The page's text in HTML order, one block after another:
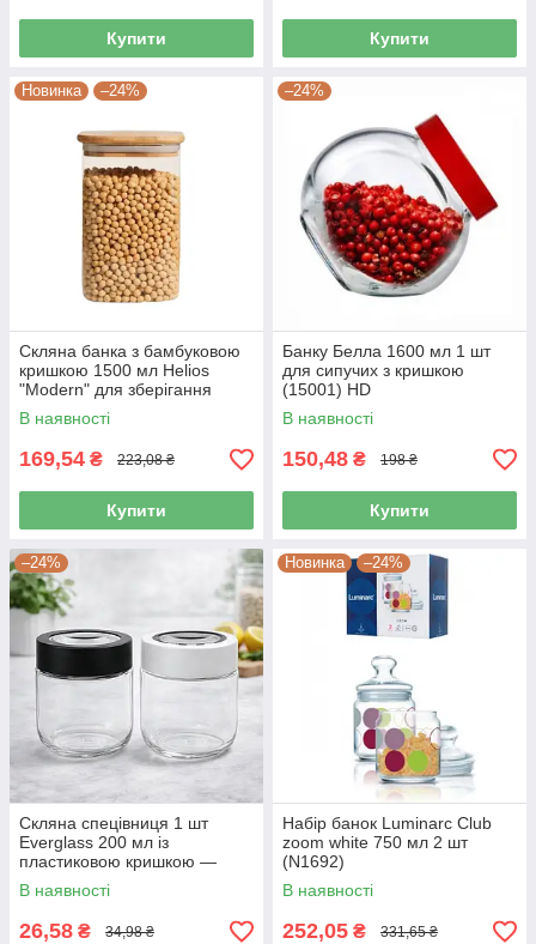
Купити Купити
Новинка –24%
Скляна банка з бамбуковою
кришкою 1500 мл Helios
"Modern" для зберігання
продуктів 5230
В наявності
169,54 ₴ 223,08 ₴
Купити
–24%
Банку Белла 1600 мл 1 шт
для сипучих з кришкою
(15001) HD
В наявності
150,48 ₴ 198 ₴
Купити
–24%
Скляна спецівниця 1 шт
Everglass 200 мл із
пластиковою кришкою —
ємність для спецій, солі та
приправ 20001
В наявності
26,58 ₴ 34,98 ₴
Новинка –24%
Набір банок Luminarc Club
zoom white 750 мл 2 шт
(N1692)
В наявності
252,05 ₴ 331,65 ₴